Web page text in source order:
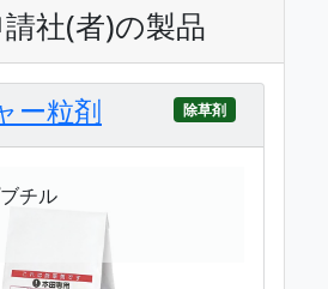
社(者)の製品
ー粒剤 除草剤
チル